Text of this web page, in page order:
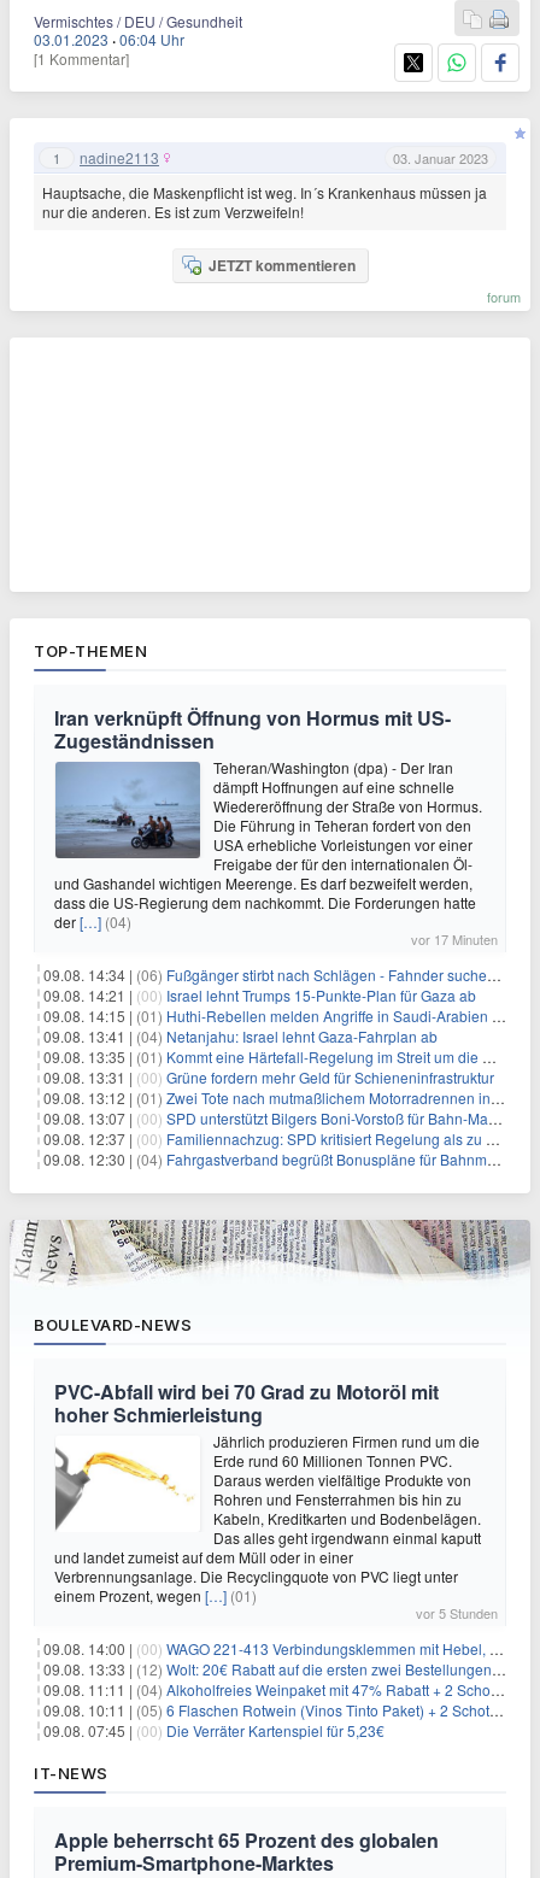
Vermischtes / DEU / Gesundheit
03.01.2023 ·06:04 Uhr
[1 Kommentar]
1 nadine2113 03. Januar 2023
Hauptsache, die Maskenpflicht ist weg. In´s Krankenhaus müssen ja
nur die anderen. Es ist zum Verzweifeln!
JETZT kommentieren
forum
TOP-THEMEN
Iran verknüpft Öffnung von Hormus mit US-
Zugeständnissen
Teheran/Washington (dpa) - Der Iran
dämpft Hoffnungen auf eine schnelle
Wiedereröffnung der Straße von Hormus.
Die Führung in Teheran fordert von den
USA erhebliche Vorleistungen vor einer
Freigabe der für den internationalen Öl-
und Gashandel wichtigen Meerenge. Es darf bezweifelt werden,
dass die US-Regierung dem nachkommt. Die Forderungen hatte
der[…] (04)
vor 17 Minuten
09.08. 14:34 | (06) Fußgänger stirbt nach Schlägen - Fahnder suchen Autofahrer
09.08. 14:21 | (00) Israel lehnt Trumps 15-Punkte-Plan für Gaza ab
09.08. 14:15 | (01) Huthi-Rebellen melden Angriffe in Saudi-Arabien und im Jemen
09.08. 13:41 | (04) Netanjahu: Israel lehnt Gaza-Fahrplan ab
09.08. 13:35 | (01) Kommt eine Härtefall-Regelung im Streit um die Rente mit 63?
09.08. 13:31 | (00) Grüne fordern mehr Geld für Schieneninfrastruktur
09.08. 13:12 | (01) Zwei Tote nach mutmaßlichem Motorradrennen in Köln
09.08. 13:07 | (00) SPD unterstützt Bilgers Boni-Vorstoß für Bahn-Manager
09.08. 12:37 | (00) Familiennachzug: SPD kritisiert Regelung als zu streng
09.08. 12:30 | (04) Fahrgastverband begrüßt Bonuspläne für Bahnmanager
BOULEVARD-NEWS
PVC-Abfall wird bei 70 Grad zu Motoröl mit
hoher Schmierleistung
Jährlich produzieren Firmen rund um die
Erde rund 60 Millionen Tonnen PVC.
Daraus werden vielfältige Produkte von
Rohren und Fensterrahmen bis hin zu
Kabeln, Kreditkarten und Bodenbelägen.
Das alles geht irgendwann einmal kaputt
und landet zumeist auf dem Müll oder in einer
Verbrennungsanlage. Die Recyclingquote von PVC liegt unter
einem Prozent, wegen […] (01)
vor 5 Stunden
09.08. 14:00 | (00) WAGO 221-413 Verbindungsklemmen mit Hebel, 50 Stück für 14,99€
09.08. 13:33 | (12) Wolt: 20€ Rabatt auf die ersten zwei Bestellungen für Neukunden
09.08. 11:11 | (04) Alkoholfreies Weinpaket mit 47% Rabatt + 2 Schott Zwiesel Gläser GRATIS für 29,99€
09.08. 10:11 | (05) 6 Flaschen Rotwein (Vinos Tinto Paket) + 2 Schott Zwiesel Gläser für 25,99€ inkl. Versand
09.08. 07:45 | (00) Die Verräter Kartenspiel für 5,23€
IT-NEWS
Apple beherrscht 65 Prozent des globalen
Premium-Smartphone-Marktes